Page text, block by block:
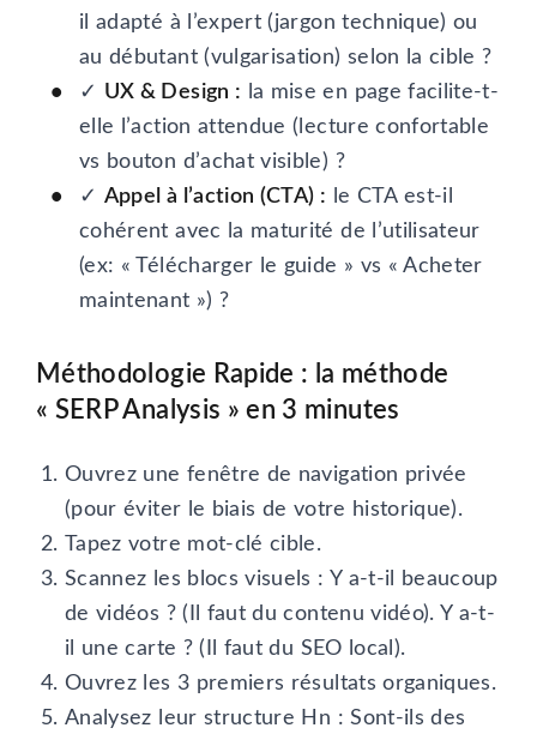
il adapté à l’expert (jargon technique) ou
au débutant (vulgarisation) selon la cible ?
✓ UX & Design : la mise en page facilite-t-
elle l’action attendue (lecture confortable
vs bouton d’achat visible) ?
✓ Appel à l’action (CTA) : le CTA est-il
cohérent avec la maturité de l’utilisateur
(ex: « Télécharger le guide » vs « Acheter
maintenant ») ?
Méthodologie Rapide : la méthode
« SERP Analysis » en 3 minutes
Ouvrez une fenêtre de navigation privée
(pour éviter le biais de votre historique).
Tapez votre mot-clé cible.
Scannez les blocs visuels : Y a-t-il beaucoup
de vidéos ? (Il faut du contenu vidéo). Y a-t-
il une carte ? (Il faut du SEO local).
Ouvrez les 3 premiers résultats organiques.
Analysez leur structure Hn : Sont-ils des